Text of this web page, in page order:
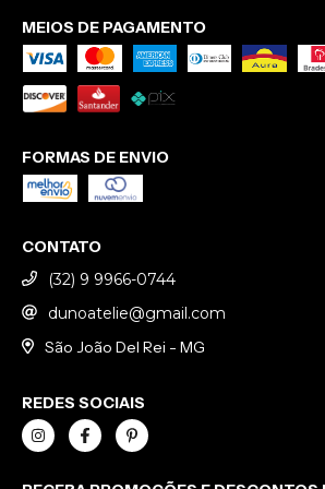
MEIOS DE PAGAMENTO
FORMAS DE ENVIO
CONTATO
(32) 9 9966-0744
dunoatelie@gmail.com
São João Del Rei - MG
REDES SOCIAIS